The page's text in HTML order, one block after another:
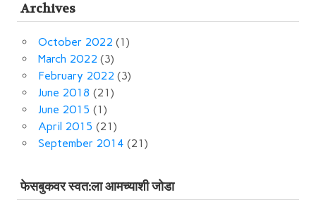
Archives
October 2022 (1)
March 2022 (3)
February 2022 (3)
June 2018 (21)
June 2015 (1)
April 2015 (21)
September 2014 (21)
फेसबुकवर स्‍वत:ला आमच्‍याशी जोडा